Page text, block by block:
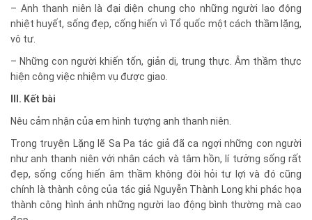
– Anh thanh niên là đại diện chung cho những người lao động
nhiệt huyết, sống đẹp, cống hiến vì Tổ quốc một cách thầm lặng,
vô tư.
– Những con người khiến tốn, giản dị, trung thực. Âm thầm thực
hiện công việc nhiệm vụ được giao.
III. Kết bài
Nêu cảm nhận của em hình tượng anh thanh niên.
Trong truyện Lặng lẽ Sa Pa tác giả đã ca ngợi những con người
như anh thanh niên với nhân cách và tâm hồn, lí tưởng sống rất
đẹp, sống cống hiến âm thầm không đòi hỏi tư lợi và đó cũng
chính là thành công của tác giả Nguyễn Thành Long khi phác họa
thành công hình ảnh những người lao động bình thường mà cao